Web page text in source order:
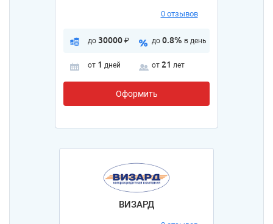
0 отзывов
до 30000 ₽ до 0.8% в день
от 1 дней от 21 лет
Оформить
ВИЗАРД